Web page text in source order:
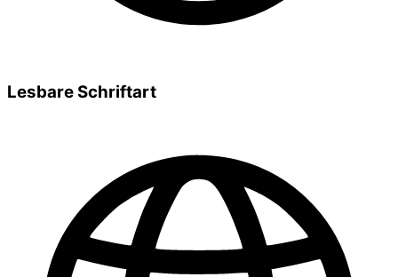
Lesbare Schriftart